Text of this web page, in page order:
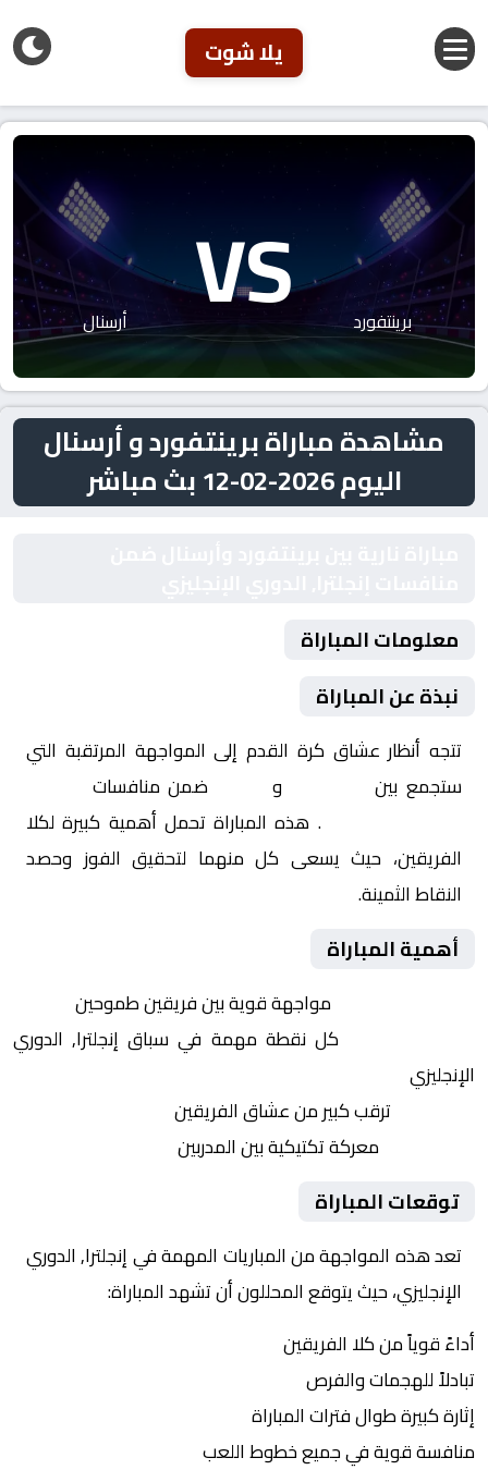
يلا شوت
برينتفورد VS أرسنال
مشاهدة مباراة برينتفورد و أرسنال
اليوم 2026-02-12 بث مباشر
معلومات المباراة
نبذة عن المباراة
تتجه أنظار عشاق كرة القدم إلى المواجهة المرتقبة التي
ستجمع بين
و ضمن منافسات
. هذه المباراة تحمل أهمية كبيرة لكلا
الفريقين، حيث يسعى كل منهما لتحقيق الفوز وحصد
النقاط الثمينة.
أهمية المباراة
مواجهة قوية بين فريقين طموحين
كل نقطة مهمة في سباق إنجلترا, الدوري
الإنجليزي
ترقب كبير من عشاق الفريقين
معركة تكتيكية بين المدربين
توقعات المباراة
تعد هذه المواجهة من المباريات المهمة في إنجلترا, الدوري
الإنجليزي، حيث يتوقع المحللون أن تشهد المباراة:
أداءً قوياً من كلا الفريقين
تبادلاً للهجمات والفرص
إثارة كبيرة طوال فترات المباراة
منافسة قوية في جميع خطوط اللعب